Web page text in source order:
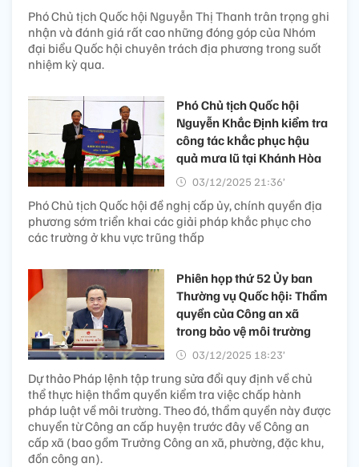
Phó Chủ tịch Quốc hội Nguyễn Thị Thanh trân trọng ghi
nhận và đánh giá rất cao những đóng góp của Nhóm
đại biểu Quốc hội chuyên trách địa phương trong suốt
nhiệm kỳ qua.
Phó Chủ tịch Quốc hội
Nguyễn Khắc Định kiểm tra
công tác khắc phục hậu
quả mưa lũ tại Khánh Hòa
03/12/2025 21:36’
Phó Chủ tịch Quốc hội đề nghị cấp ủy, chính quyền địa
phương sớm triển khai các giải pháp khắc phục cho
các trường ở khu vực trũng thấp
Phiên họp thứ 52 Ủy ban
Thường vụ Quốc hội: Thẩm
quyền của Công an xã
trong bảo vệ môi trường
03/12/2025 18:23’
Dự thảo Pháp lệnh tập trung sửa đổi quy định về chủ
thể thực hiện thẩm quyền kiểm tra việc chấp hành
pháp luật về môi trường. Theo đó, thẩm quyền này được
chuyển từ Công an cấp huyện trước đây về Công an
cấp xã (bao gồm Trưởng Công an xã, phường, đặc khu,
đồn công an).